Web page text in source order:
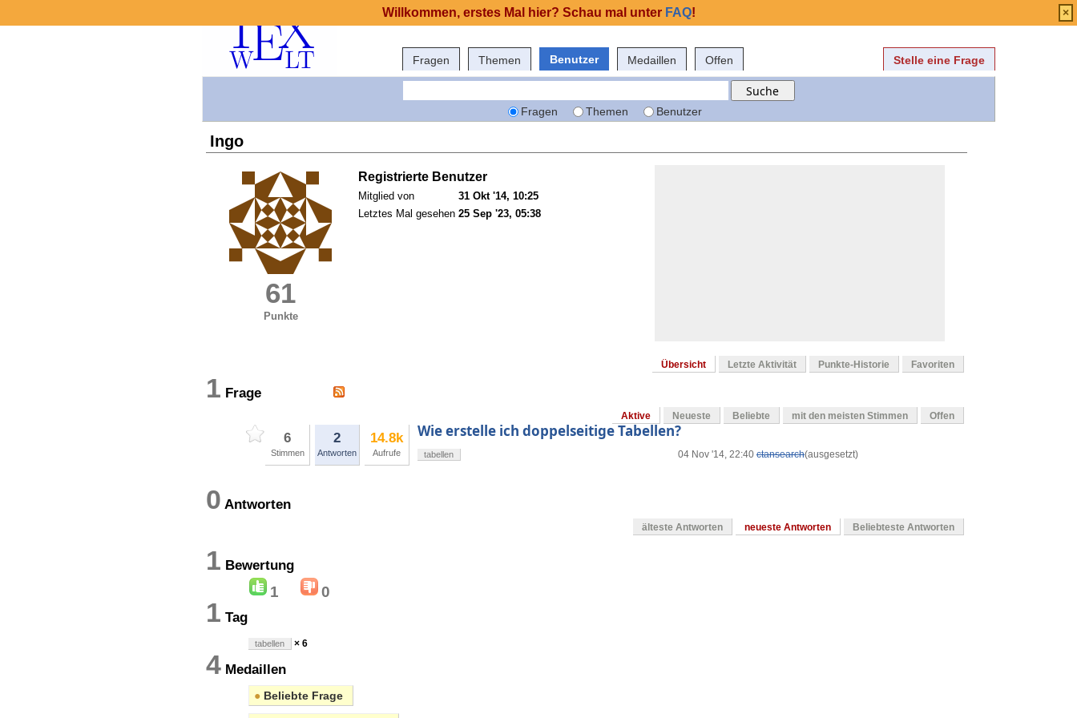
Fragen Themen Benutzer Medaillen Offen Stelle eine Frage
Fragen Themen Benutzer
Ingo
61
Punkte
Registrierte Benutzer
Mitglied von
31 Okt '14, 10:25
Letztes Mal gesehen 25 Sep '23, 05:38
Übersicht Letzte Aktivität Punkte-Historie Favoriten
1 Frage
Aktive Neueste Beliebte mit den meisten Stimmen Offen
6
Stimmen
2
Antworten
14.8k
Aufrufe
Wie erstelle ich doppelseitige Tabellen?
04 Nov '14, 22:40 ctansearch(ausgesetzt)
tabellen
0 Antworten
älteste Antworten neueste Antworten Beliebteste Antworten
1 Bewertung
1 0
1 Tag
tabellen × 6
4 Medaillen
● Beliebte Frage
Willkommen, erstes Mal hier? Schau mal unter FAQ! ×